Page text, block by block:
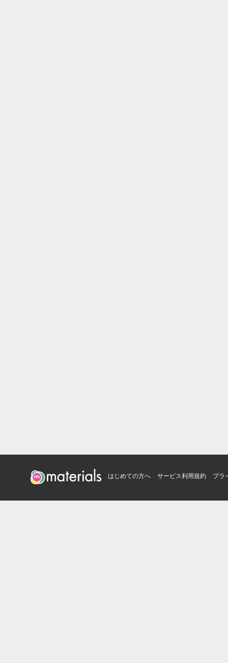
はじめての方へ サービス利用規約 プラ